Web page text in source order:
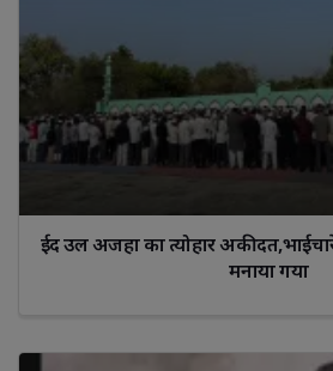
ईद उल अजहा का त्योहार
मनाया गया